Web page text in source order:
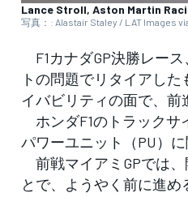
フォーミュラE
Lance Stroll, Aston Martin
写真：: Alastair Staley / LAT Images
F1カナダGP決勝レー
トの問題でリタイアし
イバビリティの面で、前
ホンダF1のトラックサ
パワーユニット（PU）
前戦マイアミGPでは
とで、ようやく前に進